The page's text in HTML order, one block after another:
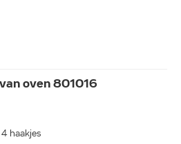
oven 801016
haakjes